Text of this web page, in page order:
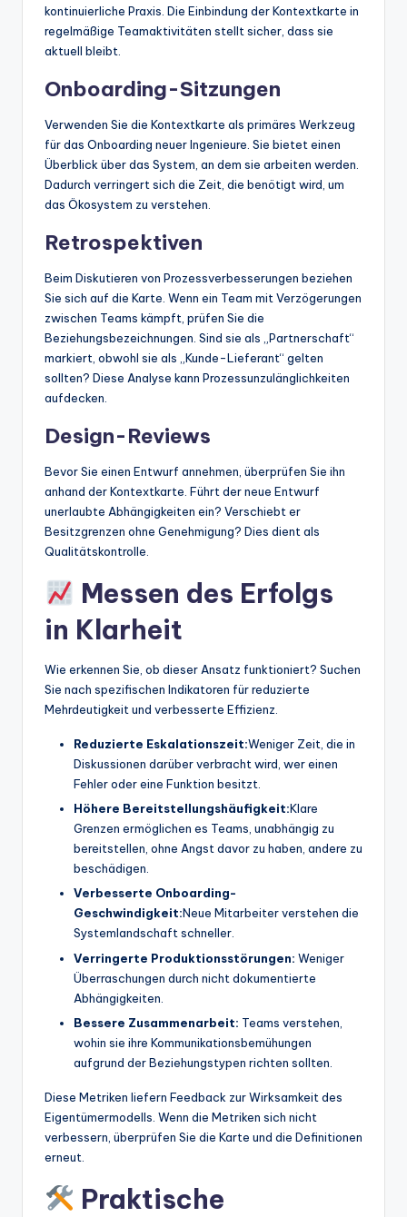
kontinuierliche Praxis. Die Einbindung der Kontextkarte in
regelmäßige Teamaktivitäten stellt sicher, dass sie
aktuell bleibt.
Onboarding-Sitzungen
Verwenden Sie die Kontextkarte als primäres Werkzeug
für das Onboarding neuer Ingenieure. Sie bietet einen
Überblick über das System, an dem sie arbeiten werden.
Dadurch verringert sich die Zeit, die benötigt wird, um
das Ökosystem zu verstehen.
Retrospektiven
Beim Diskutieren von Prozessverbesserungen beziehen
Sie sich auf die Karte. Wenn ein Team mit Verzögerungen
zwischen Teams kämpft, prüfen Sie die
Beziehungsbezeichnungen. Sind sie als „Partnerschaft“
markiert, obwohl sie als „Kunde-Lieferant“ gelten
sollten? Diese Analyse kann Prozessunzulänglichkeiten
aufdecken.
Design-Reviews
Bevor Sie einen Entwurf annehmen, überprüfen Sie ihn
anhand der Kontextkarte. Führt der neue Entwurf
unerlaubte Abhängigkeiten ein? Verschiebt er
Besitzgrenzen ohne Genehmigung? Dies dient als
Qualitätskontrolle.
Messen des Erfolgs
in Klarheit
Wie erkennen Sie, ob dieser Ansatz funktioniert? Suchen
Sie nach spezifischen Indikatoren für reduzierte
Mehrdeutigkeit und verbesserte Effizienz.
Reduzierte Eskalationszeit:Weniger Zeit, die in
Diskussionen darüber verbracht wird, wer einen
Fehler oder eine Funktion besitzt.
Höhere Bereitstellungshäufigkeit:Klare
Grenzen ermöglichen es Teams, unabhängig zu
bereitstellen, ohne Angst davor zu haben, andere zu
beschädigen.
Verbesserte Onboarding-
Geschwindigkeit:Neue Mitarbeiter verstehen die
Systemlandschaft schneller.
Verringerte Produktionsstörungen: Weniger
Überraschungen durch nicht dokumentierte
Abhängigkeiten.
Bessere Zusammenarbeit: Teams verstehen,
wohin sie ihre Kommunikationsbemühungen
aufgrund der Beziehungstypen richten sollten.
Diese Metriken liefern Feedback zur Wirksamkeit des
Eigentümermodells. Wenn die Metriken sich nicht
verbessern, überprüfen Sie die Karte und die Definitionen
erneut.
Praktische